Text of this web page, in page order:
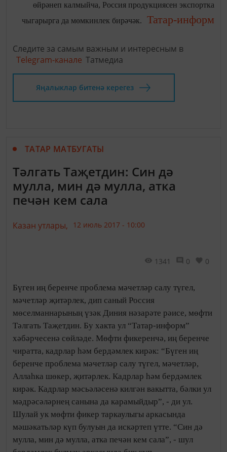
өйрәнеп калмыйча, Россия продукциясен экспортка
чыгарырга да мөмкинлек бирәчәк.
Татар-информ
Следите за самым важным и интересным в
Telegram-канале Татмедиа
Яңалыклар битенә керегез
ТАТАР МАТБУГАТЫ
Тәлгать Таҗетдин: Син дә
мулла, мин дә мулла, атка
печән кем сала
Казан утлары, 12 июль 2017 - 10:00
1341 0 0
Бүген иң беренче проблема мәчетләр салу түгел,
мәчетләр җитәрлек, дип саный Россия
мөселманнарының үзәк Диния нәзарәте рәисе, мөфти
Тәлгать Таҗетдин. Бу хакта ул “Татар-информ”
хәбәрчесенә сөйләде. Мөфти фикеренчә, иң беренче
чиратта, кадрлар һәм бердәмлек кирәк: “Бүген иң
беренче проблема мәчетләр салу түгел, мәчетләр,
Аллаһка шөкер, җитәрлек. Кадрлар һәм бердәмлек
кирәк. Кадрлар мәсьәләсенә килгән вакытта, бәлки ул
мәдрәсәләрнең санына да карамыйдыр”, - ди ул.
Шулай ук мөфти фикер таркаулыгы аркасында
мәшәкатьләр күп булуын да искәртеп үтте. “Син дә
мулла, мин дә мулла, атка печән кем сала”, - шул